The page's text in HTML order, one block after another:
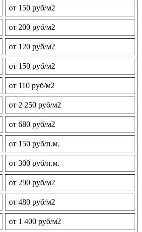
от 150 руб/м2
от 200 руб/м2
от 120 руб/м2
от 150 руб/м2
от 110 руб/м2
от 2 250 руб/м2
от 680 руб/м2
от 150 руб/п.м.
от 300 руб/п.м.
от 290 руб/м2
от 480 руб/м2
от 1 400 руб/м2